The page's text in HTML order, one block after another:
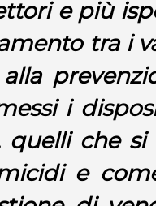
e più
tra i
i
che si
e